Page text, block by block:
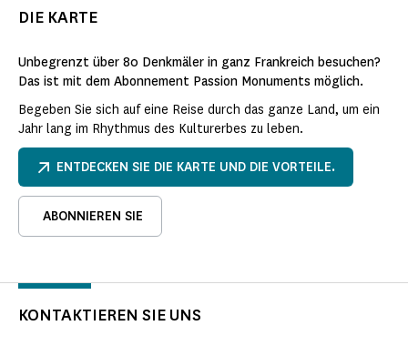
DIE KARTE
Unbegrenzt über 80 Denkmäler in ganz Frankreich besuchen?
Das ist mit dem Abonnement Passion Monuments möglich.
Begeben Sie sich auf eine Reise durch das ganze Land, um ein
Jahr lang im Rhythmus des Kulturerbes zu leben.
ENTDECKEN SIE DIE KARTE UND DIE VORTEILE.
ABONNIEREN SIE
KONTAKTIEREN SIE UNS